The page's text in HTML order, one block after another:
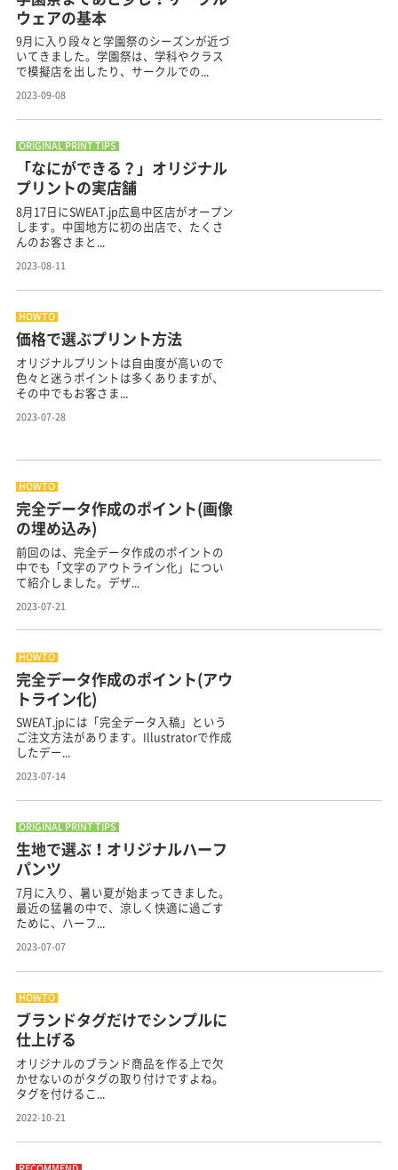
ウェアの基本
9月に入り段々と学園祭のシーズンが近づ
いてきました。学園祭は、学科やクラス
で模擬店を出したり、サークルでの...
2023-09-08
ORIGINAL PRINT TIPS
「なにができる？」オリジナル
プリントの実店舗
8月17日にSWEAT.jp広島中区店がオープン
します。中国地方に初の出店で、たくさ
んのお客さまと...
2023-08-11
HOWTO
価格で選ぶプリント方法
オリジナルプリントは自由度が高いので
色々と迷うポイントは多くありますが、
その中でもお客さま...
2023-07-28
HOWTO
完全データ作成のポイント(画像
の埋め込み)
前回のは、完全データ作成のポイントの
中でも「文字のアウトライン化」につい
て紹介しました。デザ...
2023-07-21
HOWTO
完全データ作成のポイント(アウ
トライン化)
SWEAT.jpには「完全データ入稿」という
ご注文方法があります。Illustratorで作成
したデー...
2023-07-14
ORIGINAL PRINT TIPS
生地で選ぶ！オリジナルハーフ
パンツ
7月に入り、暑い夏が始まってきました。
最近の猛暑の中で、涼しく快適に過ごす
ために、ハーフ...
2023-07-07
HOWTO
ブランドタグだけでシンプルに
仕上げる
オリジナルのブランド商品を作る上で欠
かせないのがタグの取り付けですよね。
タグを付けるこ...
2022-10-21
RECOMMEND